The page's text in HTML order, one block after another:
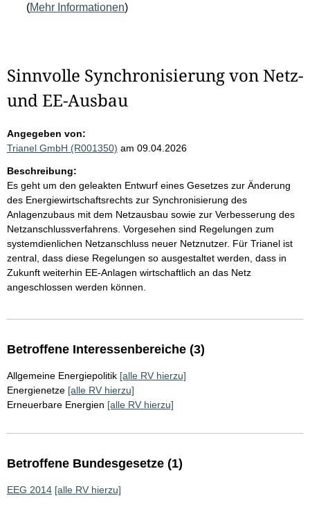
(Mehr Informationen)
Sinnvolle Synchronisierung von Netz-
und EE-Ausbau
Angegeben von:
Trianel GmbH (R001350) am 09.04.2026
Beschreibung:
Es geht um den geleakten Entwurf eines Gesetzes zur Änderung
des Energiewirtschaftsrechts zur Synchronisierung des
Anlagenzubaus mit dem Netzausbau sowie zur Verbesserung des
Netzanschlussverfahrens. Vorgesehen sind Regelungen zum
systemdienlichen Netzanschluss neuer Netznutzer. Für Trianel ist
zentral, dass diese Regelungen so ausgestaltet werden, dass in
Zukunft weiterhin EE-Anlagen wirtschaftlich an das Netz
angeschlossen werden können.
Betroffene Interessenbereiche (3)
Allgemeine Energiepolitik [alle RV hierzu]
Energienetze [alle RV hierzu]
Erneuerbare Energien [alle RV hierzu]
Betroffene Bundesgesetze (1)
EEG 2014 [alle RV hierzu]